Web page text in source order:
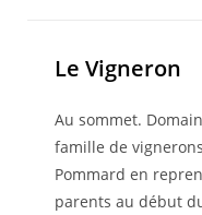
Le Vigneron
Au sommet.
famille de
Pommard en
parents au début